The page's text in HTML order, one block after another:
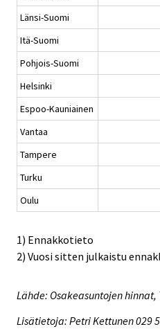
Länsi-Suomi
Itä-Suomi
Pohjois-Suomi
Helsinki
Espoo-Kauniainen
Vantaa
Tampere
Turku
Oulu
1) Ennakkotieto
2) Vuosi sitten julkaistu
Lähde: Osakeasuntojen hinnat,
Lisätietoja: Petri Kettunen 029